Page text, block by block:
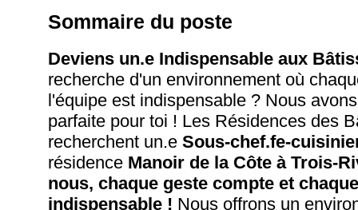
Sommaire du poste
Deviens un.e Indispensable aux
recherche d'un environnement où
l'équipe est indispensable ? Nous
parfaite pour toi ! Les Résidences des
recherchent un.e Sous-chef.fe-
résidence Manoir de la Côte à Trois-
nous, chaque geste compte et
indispensable ! Nous offrons un